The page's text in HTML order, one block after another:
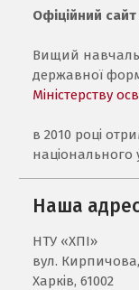
Офіційний
Вищий
державної
Міністерству
в 2010 році
національного
Наша
НТУ «ХПI»
вул.
Харків, 61002